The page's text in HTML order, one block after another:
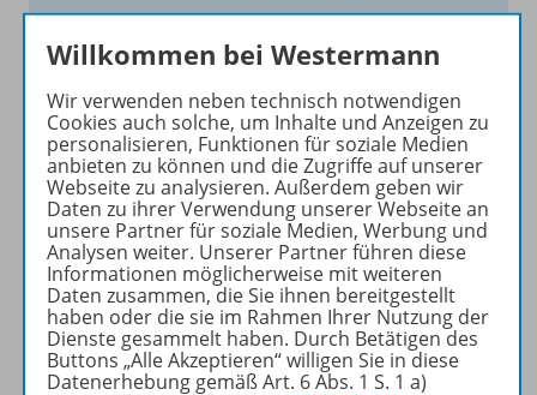
Die Zeitschrift für
Mathematik nach Maß!
Die Zeitschrift erscheint als
Print- und als digitale Version.
Beiträge und Materialien
können im Online-Archiv von
MATHEMATIK DIFFERENZIERT
kostenlos recherchiert und
heruntergeladen werden (nur
für Privatpersonen).
Jetzt kostengünstig
Probelesen oder gleich zum
Vorteilspreis abonnieren!
Willkommen bei Westermann
Wir verwenden neben technisch notwendigen
Cookies auch solche, um Inhalte und Anzeigen zu
personalisieren, Funktionen für soziale Medien
anbieten zu können und die Zugriffe auf unserer
Webseite zu analysieren. Außerdem geben wir
Daten zu ihrer Verwendung unserer Webseite an
unsere Partner für soziale Medien, Werbung und
Analysen weiter. Unserer Partner führen diese
Informationen möglicherweise mit weiteren
Daten zusammen, die Sie ihnen bereitgestellt
haben oder die sie im Rahmen Ihrer Nutzung der
Dienste gesammelt haben. Durch Betätigen des
Buttons „Alle Akzeptieren“ willigen Sie in diese
Datenerhebung gemäß Art. 6 Abs. 1 S. 1 a)